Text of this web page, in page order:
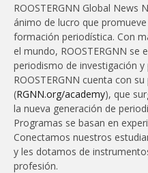
ROOSTERGNN Global News
ánimo de lucro que
formación periodística. Con
el mundo, ROOSTERGNN se
periodismo de investigación
ROOSTERGNN cuenta con
(RGNN.org/academy), que
la nueva generación de
Programas se basan en
Conectamos nuestros
y les dotamos de
profesión.